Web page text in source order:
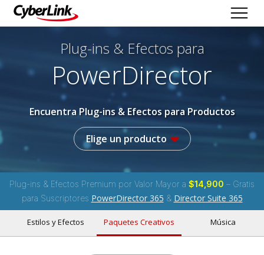
Plug-ins & Efectos para
PowerDirector
Encuentra Plug-ins & Efectos para Productos
Elige un producto
Plug-ins & Efectos Premium por Valor Mayor a $14,900 – Gratis
para Suscriptores PowerDirector 365 & Director Suite 365
Estilos y Efectos Paquetes Creativos Música